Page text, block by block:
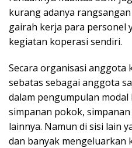
kurang adanya
gairah kerja para personel
kegiatan koperasi sendiri.
Secara organisasi anggota
sebatas sebagai anggota
dalam pengumpulan
simpanan pokok,
lainnya. Namun di sisi lain
dan banyak mengeluarkan